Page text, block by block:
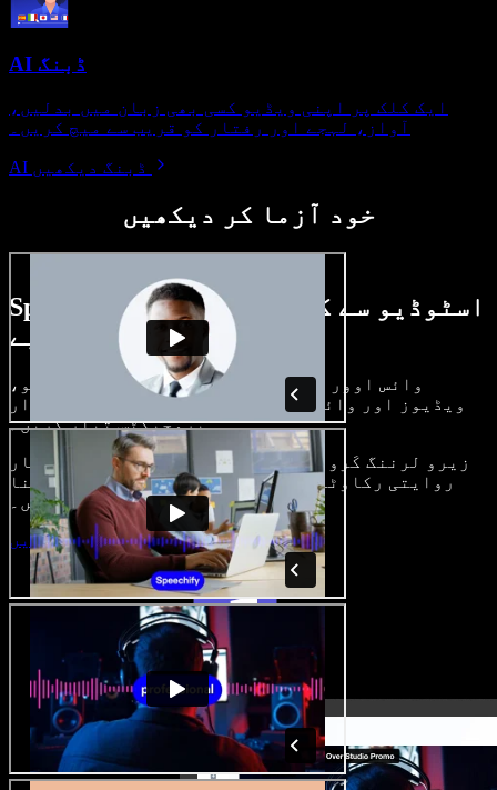
AI ڈبنگ
ایک کلک پر اپنی ویڈیو کسی بھی زبان میں بدلیں،
آواز، لہجے اور رفتار کو قریب سے میچ کریں۔
AI ڈبنگ دیکھیں
خود آزما کر دیکھیں
Speechify اسٹوڈیو سے کیا کچھ کر سکتے
ہیں، دیکھیے
وائس اوور بنائیں، رائلٹی فری امیجز، آڈیو،
ویڈیوز اور وائس کلون شامل کر کے بھرپور، شاندار
پروجیکٹس تیار کریں۔
زیرو لرننگ کَرو اور سب کچھ براؤزر میں، تخلیق کار
روایتی رکاوٹیں توڑ کر اپنے خیالات کو حقیقت بنا
سکتے ہیں۔
اسٹوڈیو شروع کریں